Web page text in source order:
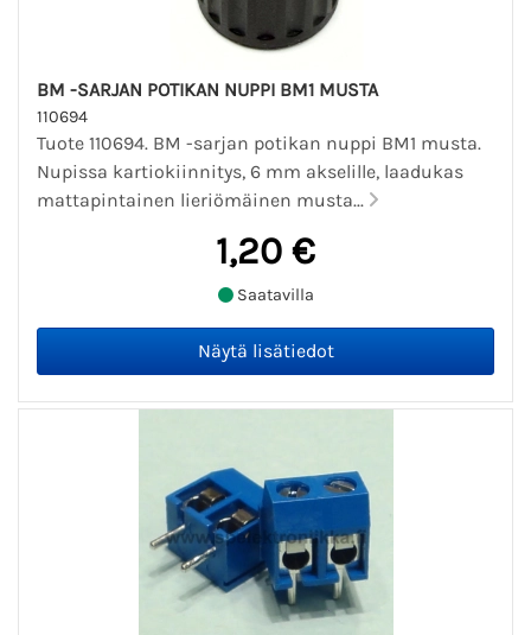
BM -SARJAN POTIKAN NUPPI BM1 MUSTA
110694
Tuote 110694. BM -sarjan potikan nuppi BM1 musta.
Nupissa kartiokiinnitys, 6 mm akselille, laadukas
mattapintainen lieriömäinen musta...
1,20 €
Saatavilla